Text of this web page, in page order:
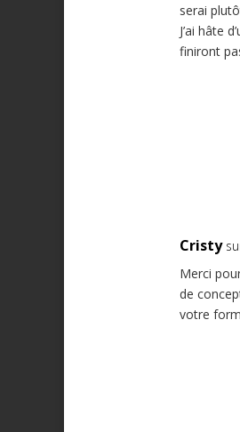
serai
J’ai hâte
finiront
Cristy
Merci
de
votre